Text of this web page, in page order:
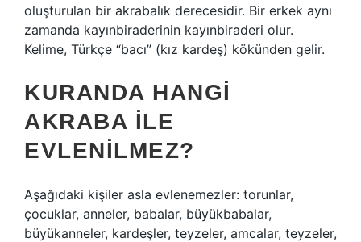
oluşturulan bir akrabalık derecesidir. Bir erkek aynı
zamanda kayınbiraderinin kayınbiraderi olur.
Kelime, Türkçe “bacı” (kız kardeş) kökünden gelir.
KURANDA HANGI
AKRABA ILE
EVLENILMEZ?
Aşağıdaki kişiler asla evlenemezler: torunlar,
çocuklar, anneler, babalar, büyükbabalar,
büyükanneler, kardeşler, teyzeler, amcalar, teyzeler,